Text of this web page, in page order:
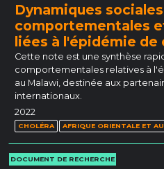
Dynamiques
comportementales
liées à l'épidémie de
Cette note est une synthèse
comportementales relatives à
au Malawi, destinée aux
internationaux.
2022
CHOLÉRA AFRIQUE ORIENTALE ET
DOCUMENT DE RECHERCHE